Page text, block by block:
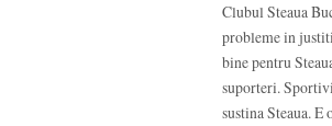
Clubul Steaua
probleme in
bine pentru
suporteri.
sustina Steaua.